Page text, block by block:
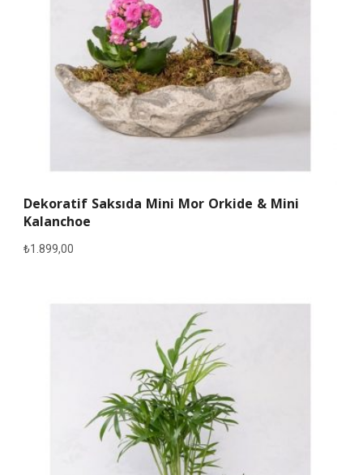
Dekoratif Saksıda Mini Mor Orkide & Mini
Kalanchoe
₺1.899,00